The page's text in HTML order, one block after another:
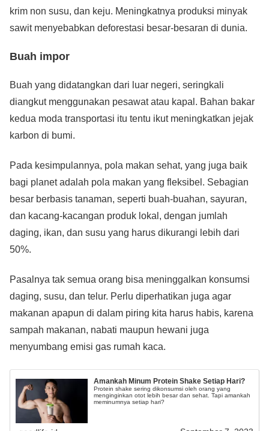
krim non susu, dan keju. Meningkatnya produksi minyak
sawit menyebabkan deforestasi besar-besaran di dunia.
Buah impor
Buah yang didatangkan dari luar negeri, seringkali
diangkut menggunakan pesawat atau kapal. Bahan bakar
kedua moda transportasi itu tentu ikut meningkatkan jejak
karbon di bumi.
Pada kesimpulannya, pola makan sehat, yang juga baik
bagi planet adalah pola makan yang fleksibel. Sebagian
besar berbasis tanaman, seperti buah-buahan, sayuran,
dan kacang-kacangan produk lokal, dengan jumlah
daging, ikan, dan susu yang harus dikurangi lebih dari
50%.
Pasalnya tak semua orang bisa meninggalkan konsumsi
daging, susu, dan telur. Perlu diperhatikan juga agar
makanan apapun di dalam piring kita harus habis, karena
sampah makanan, nabati maupun hewani juga
menyumbang emisi gas rumah kaca.
Amankah Minum Protein Shake Setiap Hari?
Protein shake sering dikonsumsi oleh orang yang
menginginkan otot lebih besar dan sehat. Tapi amankah
meminumnya setiap hari?